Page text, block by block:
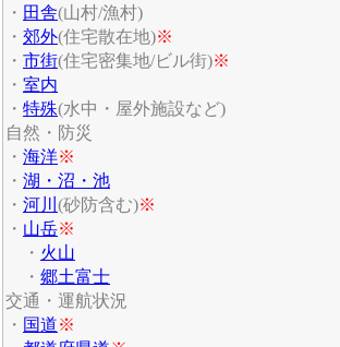
・ 田舎(山村/漁村)
・ 郊外(住宅散在地)※
・ 市街(住宅密集地/ビル街)※
・ 室内
・ 特殊(水中・屋外施設など)
自然・防災
・ 海洋※
・ 湖・沼・池
・ 河川 (砂防含む)※
・ 山岳※
・ 火山
・ 郷土富士
交通・運航状況
・ 国道※